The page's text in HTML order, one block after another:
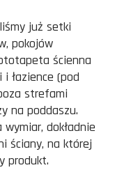
już setki
pokojów
ścienna
łazience (pod
strefami
na poddaszu.
dokładnie
ściany, na której
produkt.